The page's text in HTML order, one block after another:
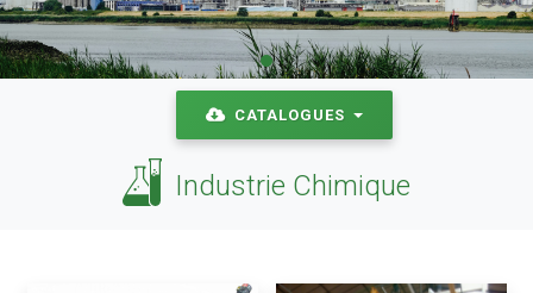
CATALOGUES
Industrie Chimique